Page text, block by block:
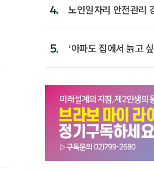
4.
노인일자리 안전관리
5.
‘아파도 집에서 늙고